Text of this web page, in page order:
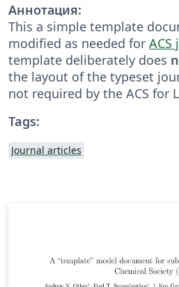
Аннотация:
This a simple template
modified as needed for ACS
template deliberately does
the layout of the typeset
not required by the ACS for
Tags:
Journal articles